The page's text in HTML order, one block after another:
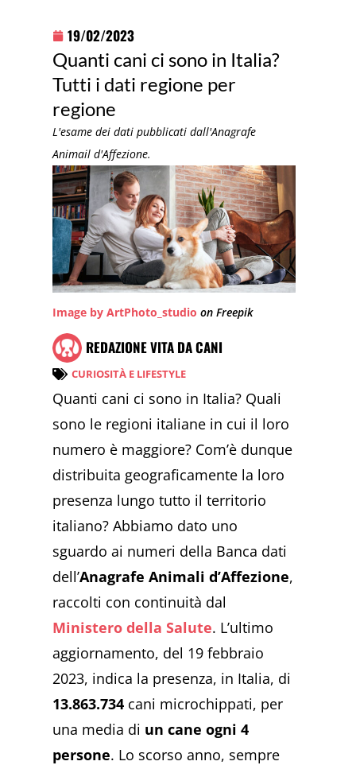
19/02/2023
Quanti cani ci sono in Italia?
Tutti i dati regione per
regione
L'esame dei dati pubblicati dall'Anagrafe
Animail d'Affezione.
Image by ArtPhoto_studio on Freepik
REDAZIONE VITA DA CANI
CURIOSITÀ E LIFESTYLE
Quanti cani ci sono in Italia? Quali
sono le regioni italiane in cui il loro
numero è maggiore? Com’è dunque
distribuita geograficamente la loro
presenza lungo tutto il territorio
italiano? Abbiamo dato uno
sguardo ai numeri della Banca dati
dell’Anagrafe Animali d’Affezione,
raccolti con continuità dal
Ministero della Salute. L’ultimo
aggiornamento, del 19 febbraio
2023, indica la presenza, in Italia, di
13.863.734 cani microchippati, per
una media di un cane ogni 4
persone. Lo scorso anno, sempre